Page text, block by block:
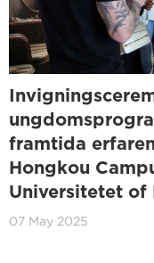
framtida
Hongkou
Universitetet of
07 May 2025